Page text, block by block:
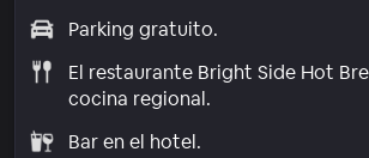
Parking gratuito.
El restaurante Bright Side Hot
cocina regional.
Bar en el hotel.